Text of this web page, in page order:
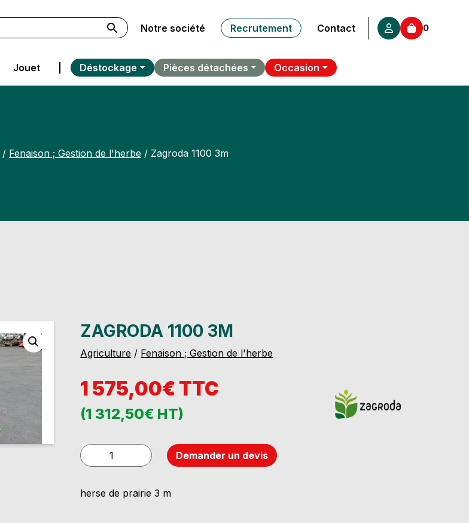
Notre société Recrutement Contact 0
Jouet Déstockage Pièces détachées Occasion
/ Fenaison ; Gestion de l'herbe / Zagroda 1100 3m
ZAGRODA 1100 3M
Agriculture / Fenaison ; Gestion de l'herbe
1 575,00€ TTC
(1 312,50€ HT)
quantité
de
1100
Demander un devis
herse de prairie 3 m